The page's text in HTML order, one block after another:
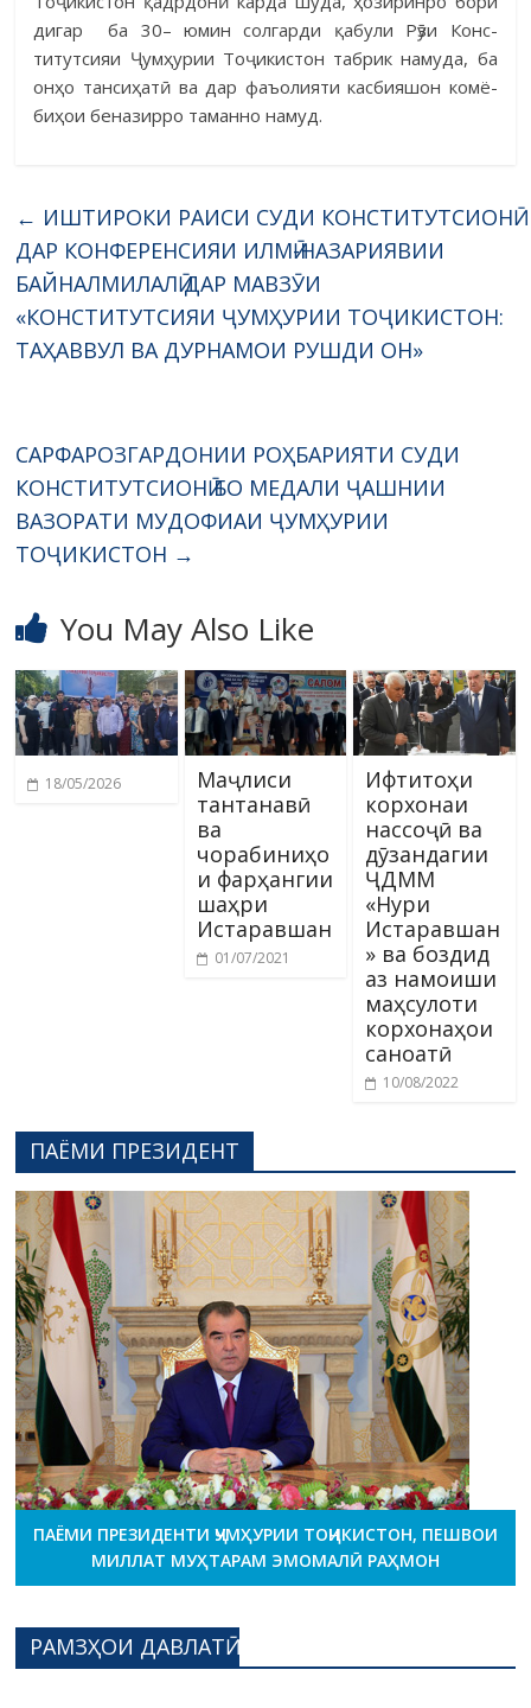
ди­гар ба 30– юмин солгарди қабули Рӯзи Конс­
титутсияи Ҷумҳурии Тоҷикистон табрик намуда, ба
онҳо тансиҳатӣ ва дар фаъ­олияти касбияшон комё­
биҳои беназирро таманно намуд.
← ИШТИРОКИ РАИСИ СУДИ КОНСТИТУТСИОНӢ
ДАР КОНФЕРЕНСИЯИ ИЛМӢ-НАЗАРИЯВИИ
БАЙНАЛМИЛАЛӢ ДАР МАВЗӮИ
«КОНСТИТУТСИЯИ ҶУМҲУРИИ ТОҶИКИСТОН:
ТАҲАВВУЛ ВА ДУРНАМОИ РУШДИ ОН»
САРФАРОЗГАРДОНИИ РОҲБАРИЯТИ СУДИ
КОНСТИТУТСИОНӢ БО МЕДАЛИ ҶАШНИИ
ВАЗОРАТИ МУДОФИАИ ҶУМҲУРИИ
ТОҶИКИСТОН →
You May Also Like
18/05/2026
Маҷлиси
тантанавӣ
ва
чорабиниҳо
и фарҳангии
шаҳри
Истаравшан
01/07/2021
Ифтитоҳи
корхонаи
нассоҷӣ ва
дӯзандагии
ҶДММ
«Нури
Истаравшан
» ва боздид
аз намоиши
маҳсулоти
корхонаҳои
саноатӣ
10/08/2022
ПАЁМИ ПРЕЗИДЕНТ
ПАЁМИ ПРЕЗИДЕНТИ ҶУМҲУРИИ ТОҶИКИСТОН, ПЕШВОИ
МИЛЛАТ МУҲТАРАМ ЭМОМАЛӢ РАҲМОН
РАМЗҲОИ ДАВЛАТӢ